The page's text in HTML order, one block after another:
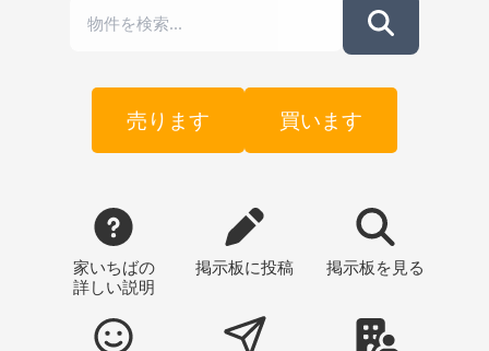
売ります 買います
家いちばの
詳しい説明
掲示板に投稿 掲示板 を見る